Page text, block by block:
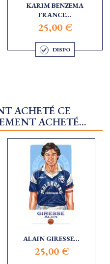
KARIM BENZEMA
FRANCE...
25,00 €
DISPO
ACHETÉ CE
ACHETÉ...
ALAIN GIRESSE...
25,00 €